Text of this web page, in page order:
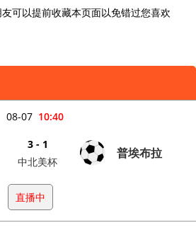
可以提前收藏本页面以免错过您喜欢
10:40
08-07
3 - 1
中北美杯
普埃布拉
直播中